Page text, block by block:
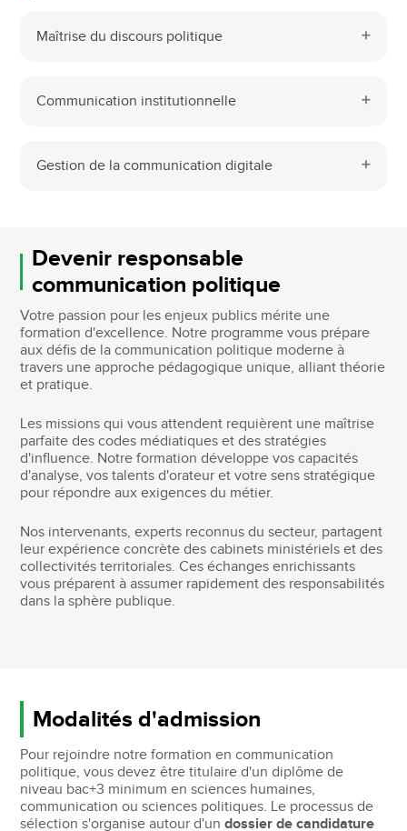
Maîtrise du discours politique
Communication institutionnelle
Gestion de la communication digitale
Devenir responsable
communication politique
Votre passion pour les enjeux publics mérite une
formation d'excellence. Notre programme vous prépare
aux défis de la communication politique moderne à
travers une approche pédagogique unique, alliant théorie
et pratique.
Les missions qui vous attendent requièrent une maîtrise
parfaite des codes médiatiques et des stratégies
d'influence. Notre formation développe vos capacités
d'analyse, vos talents d'orateur et votre sens stratégique
pour répondre aux exigences du métier.
Nos intervenants, experts reconnus du secteur, partagent
leur expérience concrète des cabinets ministériels et des
collectivités territoriales. Ces échanges enrichissants
vous préparent à assumer rapidement des responsabilités
dans la sphère publique.
Modalités d'admission
Pour rejoindre notre formation en communication
politique, vous devez être titulaire d'un diplôme de
niveau bac+3 minimum en sciences humaines,
communication ou sciences politiques. Le processus de
sélection s'organise autour d'undossier de candidature